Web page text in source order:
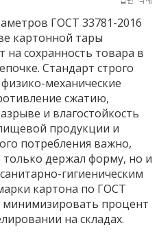
ГОСТ 33781-2016
картонной тары
на сохранность товара в
Стандарт строго
механические
сжатию,
и влагостойкость
продукции и
потребления важно,
держал форму, но и
гигиеническим
картона по ГОСТ
минимизировать процент
на складах.